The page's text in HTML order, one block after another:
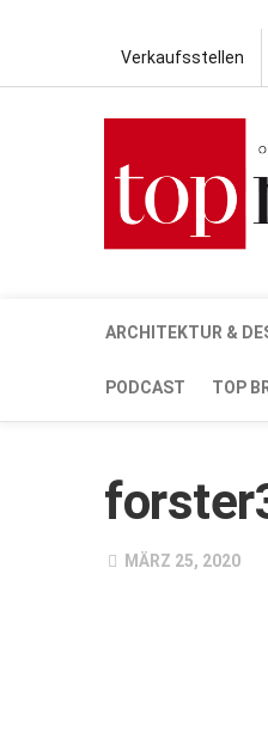
Verkaufsstellen
ARCHITEKTUR &
PODCAST TOP
MÄRZ 25, 2020